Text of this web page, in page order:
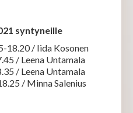
syntyneille
18.20 / Iida Kosonen
/ Leena Untamala
/ Leena Untamala
/ Minna Salenius